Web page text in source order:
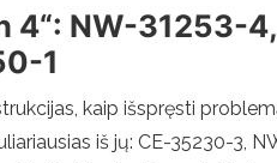
4“: NW-
1
kaip išspręsti
iš jų: CE-35230-3,